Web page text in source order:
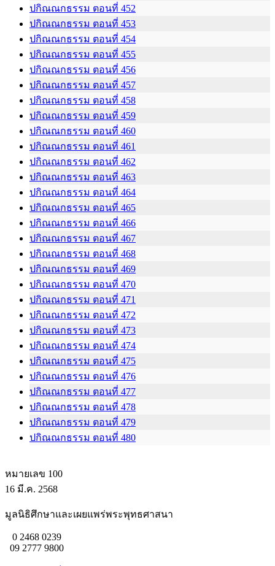
ปกิณณกธรรม ตอนที่ 452
ปกิณณกธรรม ตอนที่ 453
ปกิณณกธรรม ตอนที่ 454
ปกิณณกธรรม ตอนที่ 455
ปกิณณกธรรม ตอนที่ 456
ปกิณณกธรรม ตอนที่ 457
ปกิณณกธรรม ตอนที่ 458
ปกิณณกธรรม ตอนที่ 459
ปกิณณกธรรม ตอนที่ 460
ปกิณณกธรรม ตอนที่ 461
ปกิณณกธรรม ตอนที่ 462
ปกิณณกธรรม ตอนที่ 463
ปกิณณกธรรม ตอนที่ 464
ปกิณณกธรรม ตอนที่ 465
ปกิณณกธรรม ตอนที่ 466
ปกิณณกธรรม ตอนที่ 467
ปกิณณกธรรม ตอนที่ 468
ปกิณณกธรรม ตอนที่ 469
ปกิณณกธรรม ตอนที่ 470
ปกิณณกธรรม ตอนที่ 471
ปกิณณกธรรม ตอนที่ 472
ปกิณณกธรรม ตอนที่ 473
ปกิณณกธรรม ตอนที่ 474
ปกิณณกธรรม ตอนที่ 475
ปกิณณกธรรม ตอนที่ 476
ปกิณณกธรรม ตอนที่ 477
ปกิณณกธรรม ตอนที่ 478
ปกิณณกธรรม ตอนที่ 479
ปกิณณกธรรม ตอนที่ 480
หมายเลข 100
16 มี.ค. 2568
มูลนิธิศึกษาและเผยแพร่พระพุทธศาสนา
0 2468 0239
09 2777 9800